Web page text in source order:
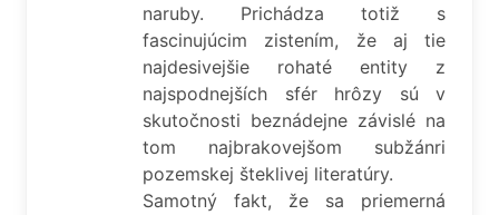
naruby. Prichádza totiž s
fascinujúcim zistením, že aj tie
najdesivejšie rohaté entity z
najspodnejších sfér hrôzy sú v
skutočnosti beznádejne závislé na
tom najbrakovejšom subžánri
pozemskej šteklivej literatúry.
Samotný fakt, že sa priemerná